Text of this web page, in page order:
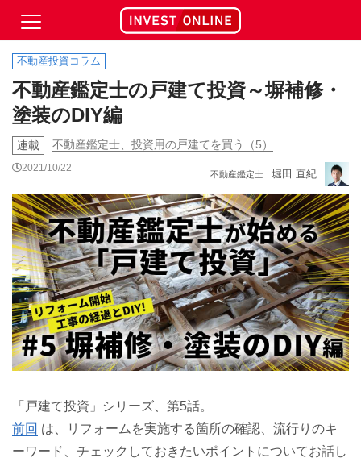
不動産投資コラム
不動産鑑定士の戸建て投資～塀補修・
塗装のDIY編
連載 不動産鑑定士、投資用の戸建てを買う（5）
2021/10/22
不動産鑑定士 堀田 直紀
「戸建て投資」シリーズ、第5話。
前回 は、リフォームを実施する箇所の確認、流行りのキ
ーワード、チェックしておきたいポイントについてお話し